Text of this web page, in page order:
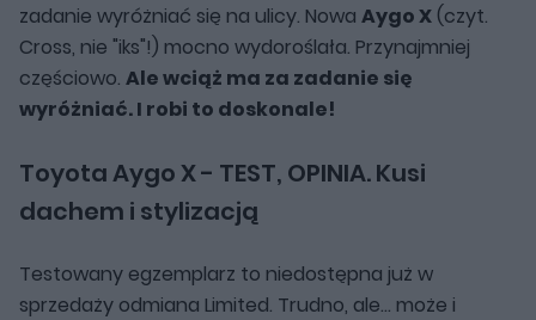
zadanie wyróżniać się na ulicy. Nowa Aygo X (czyt.
Cross, nie "iks"!) mocno wydoroślała. Przynajmniej
częściowo. Ale wciąż ma za zadanie się
wyróżniać. I robi to doskonale!
Toyota Aygo X - TEST, OPINIA. Kusi
dachem i stylizacją
Testowany egzemplarz to niedostępna już w
sprzedaży odmiana Limited. Trudno, ale... może i